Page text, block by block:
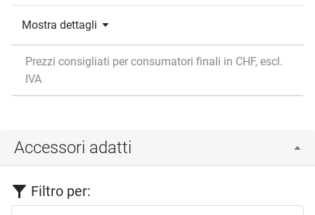
Mostra dettagli
Prezzi consigliati per consumatori finali in CHF, escl.
IVA
Accessori adatti
Filtro per: